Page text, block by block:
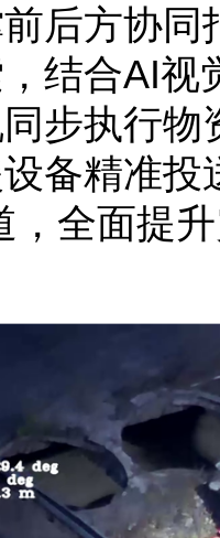
后方协
结合AI
步执行
备精准投
，全面提